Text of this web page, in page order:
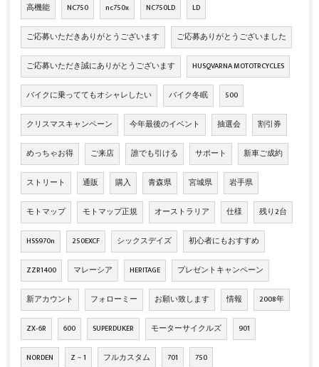
高機能 NC750 nc750x NC750LD LD
ご応募いただきありがとうございます ご応募ありがとうございました
ご応募いただき誠にありがとうございます HUSQVARNA MOTOTRCYCLES
バイクに乗っててもオシャレしたい バイク冬眠 500
クリスマスキャンペーン 今年最後のイベント 抽選会 割引券
めっちゃお得 ご来店 誰でも引ける サポート 新車ご成約
ストリート 通販 購入 青森県 宮城県 岩手県
モトマップ モトマップ正規 オーストラリア 仕様 残り2台
HSS970n 250EXCF シックスデイズ 初心者にもおすすめ
ZZR1400 マレーシア HERITAGE プレゼントキャンペーン
新アカウント フォローミー お願い致します 情報 2008年
ZX‐6R 600 SUPERDUKER モーターサイクルズ 901
NORDEN Z－1 フルカスタム 701 750